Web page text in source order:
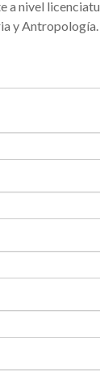
nivel
y Antropología.